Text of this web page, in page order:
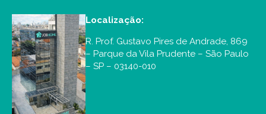
Localização:
R. Prof. Gustavo Pires de Andrade, 869
– Parque da Vila Prudente – São Paulo
– SP – 03140-010